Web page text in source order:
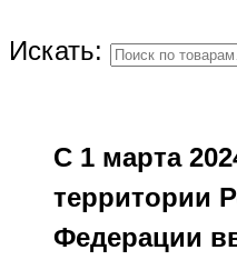
Искать:
С 1 марта
территории
Федерации